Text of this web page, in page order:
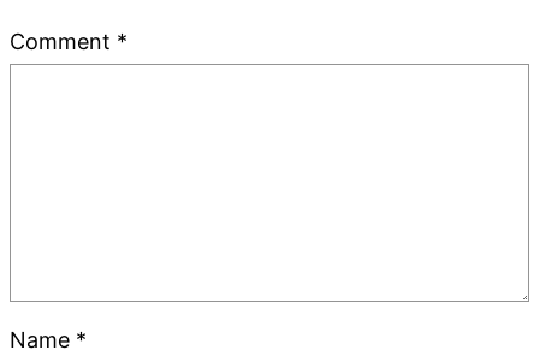
Comment *
Name *